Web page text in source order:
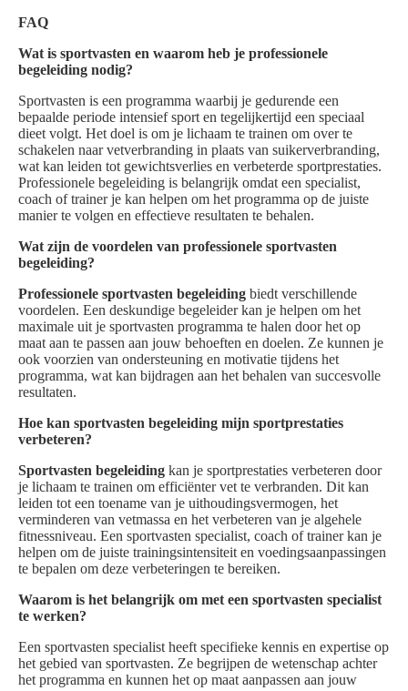
FAQ
Wat is sportvasten en waarom heb je professionele
begeleiding nodig?
Sportvasten is een programma waarbij je gedurende een
bepaalde periode intensief sport en tegelijkertijd een speciaal
dieet volgt. Het doel is om je lichaam te trainen om over te
schakelen naar vetverbranding in plaats van suikerverbranding,
wat kan leiden tot gewichtsverlies en verbeterde sportprestaties.
Professionele begeleiding is belangrijk omdat een specialist,
coach of trainer je kan helpen om het programma op de juiste
manier te volgen en effectieve resultaten te behalen.
Wat zijn de voordelen van professionele sportvasten
begeleiding?
Professionele sportvasten begeleiding biedt verschillende
voordelen. Een deskundige begeleider kan je helpen om het
maximale uit je sportvasten programma te halen door het op
maat aan te passen aan jouw behoeften en doelen. Ze kunnen je
ook voorzien van ondersteuning en motivatie tijdens het
programma, wat kan bijdragen aan het behalen van succesvolle
resultaten.
Hoe kan sportvasten begeleiding mijn sportprestaties
verbeteren?
Sportvasten begeleiding kan je sportprestaties verbeteren door
je lichaam te trainen om efficiënter vet te verbranden. Dit kan
leiden tot een toename van je uithoudingsvermogen, het
verminderen van vetmassa en het verbeteren van je algehele
fitnessniveau. Een sportvasten specialist, coach of trainer kan je
helpen om de juiste trainingsintensiteit en voedingsaanpassingen
te bepalen om deze verbeteringen te bereiken.
Waarom is het belangrijk om met een sportvasten specialist
te werken?
Een sportvasten specialist heeft specifieke kennis en expertise op
het gebied van sportvasten. Ze begrijpen de wetenschap achter
het programma en kunnen het op maat aanpassen aan jouw